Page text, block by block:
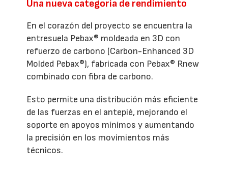
Una nueva categoría de rendimiento
En el corazón del proyecto se encuentra la
entresuela Pebax® moldeada en 3D con
refuerzo de carbono (Carbon-Enhanced 3D
Molded Pebax®), fabricada con Pebax® Rnew
combinado con fibra de carbono.
Esto permite una distribución más eficiente
de las fuerzas en el antepié, mejorando el
soporte en apoyos mínimos y aumentando
la precisión en los movimientos más
técnicos.